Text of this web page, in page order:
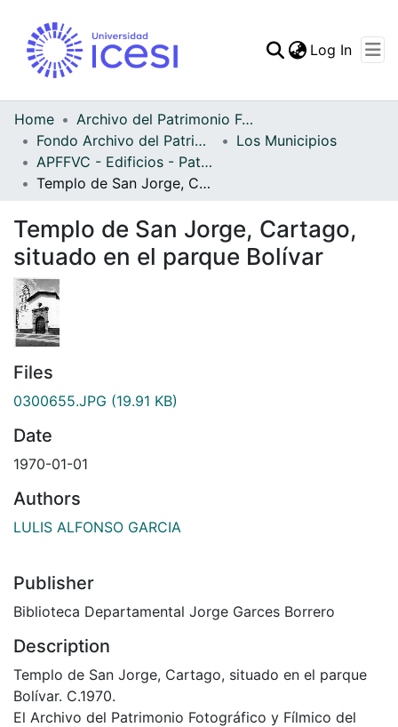
Statistics
Log In
Home
Archivo del Patrimonio Fotográfico y Fílmico del Valle del Cauca
Fondo Archivo del Patrimonio Fotográfico y Fílmico del Valle del Cauca
Los Municipios
APFFVC - Edificios - Patrimonial
Templo de San Jorge, Cartago, situado en el parque Bolívar
Templo de San Jorge, Cartago,
situado en el parque Bolívar
Files
0300655.JPG (19.91 KB)
Date
1970-01-01
Authors
LULIS ALFONSO GARCIA
Publisher
Biblioteca Departamental Jorge Garces Borrero
Description
Templo de San Jorge, Cartago, situado en el parque
Bolívar. C.1970.
El Archivo del Patrimonio Fotográfico y Fílmico del